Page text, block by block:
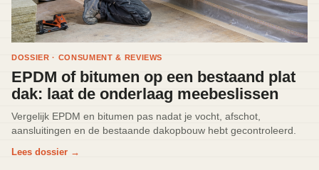
DOSSIER · CONSUMENT & REVIEWS
EPDM of bitumen op een bestaand plat
dak: laat de onderlaag meebeslissen
Vergelijk EPDM en bitumen pas nadat je vocht, afschot,
aansluitingen en de bestaande dakopbouw hebt gecontroleerd.
Lees dossier →